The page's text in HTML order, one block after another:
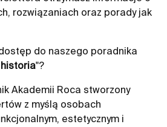
rozwiązaniach oraz porady jak
do naszego poradnika
historia"?
Akademii Roca stworzony
z myślą osobach
estetycznym i